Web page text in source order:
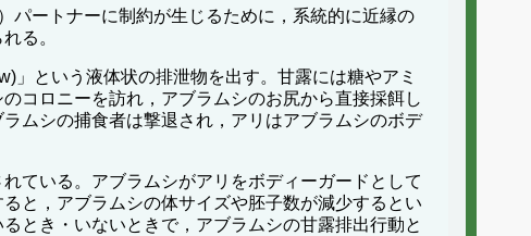
パートナーに制約が生じるために，系統的に近縁の
る。
」という液体状の排泄物を出す。甘露には糖やアミ
コロニーを訪れ，アブラムシのお尻から直接採餌し
ムシの捕食者は撃退され，アリはアブラムシのボデ
ている。アブラムシがアリをボディーガードとして
と，アブラムシの体サイズや胚子数が減少するとい
とき・いないときで，アブラムシの甘露排出行動と